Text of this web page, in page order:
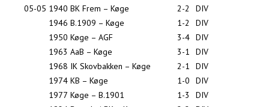
05-05 1940 BK Frem – Køge 2-2
DIV
1946 B.1909 – Køge 1-2
DIV
1950 Køge – AGF 3-4 DIV
1963 AaB – Køge 3-1
DIV
1968 IK Skovbakken – Køge 2-1
DIV
1974 KB – Køge 1-0
DIV
1977 Køge – B.1901 1-3
DIV